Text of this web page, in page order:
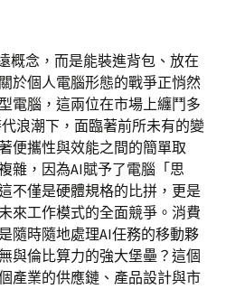
概念，而是能裝進背包、放在
於個人電腦形態的戰爭正悄然
電腦，這兩位在市場上纏鬥多
浪潮下，面臨著前所未有的變
便攜性與效能之間的簡單取
雜，因為AI賦予了電腦「思
不僅是硬體規格的比拼，更是
來工作模式的全面競爭。消費
隨時隨地處理AI任務的移動夥
與倫比算力的強大堡壘？這個
產業的供應鏈、產品設計與市